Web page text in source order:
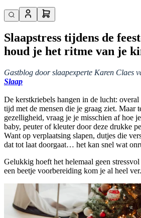
Slaapstress tijdens de
houd je het ritme van je
Gastblog door slaapexperte Karen Claes
Slaap
De kerstkriebels hangen in de lucht:
tijd met de mensen die je graag ziet. Maar
gezelligheid, vraag je je misschien af hoe
baby, peuter of kleuter door deze drukke
Want op verplaatsing slapen, dutjes die
dat tot laat doorgaat… het kan snel wat
Gelukkig hoeft het helemaal geen
een beetje voorbereiding kom je al heel ver.